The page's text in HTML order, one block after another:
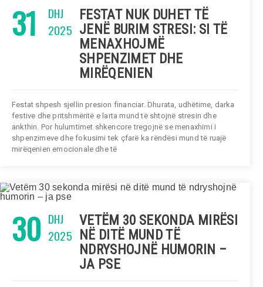
31
DHJ
2025
FESTAT NUK DUHET TË
JENË BURIM STRESI: SI TË
MENAXHOJMË
SHPENZIMET DHE
MIRËQENIEN
Festat shpesh sjellin presion financiar. Dhurata, udhëtime, darka
festive dhe pritshmëritë e larta mund të shtojnë stresin dhe
ankthin. Por hulumtimet shkencore tregojnë se menaxhimi i
shpenzimeve dhe fokusimi tek çfarë ka rëndësi mund të ruajë
mirëqenien emocionale dhe të
30 DHJ
2025
VETËM 30 SEKONDA MIRËSI
NË DITË MUND TË
NDRYSHOJNË HUMORIN –
JA PSE